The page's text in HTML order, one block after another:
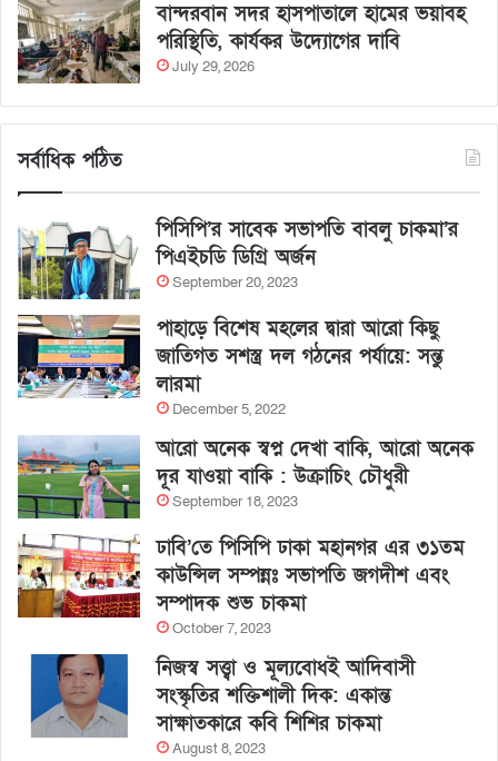
বান্দরবান সদর হাসপাতালে হামের ভয়াবহ
পরিস্থিতি, কার্যকর উদ্যোগের দাবি
July 29, 2026
সর্বাধিক পঠিত
পিসিপি’র সাবেক সভাপতি বাবলু চাকমা’র
পিএইচডি ডিগ্রি অর্জন
September 20, 2023
পাহাড়ে বিশেষ মহলের দ্বারা আরো কিছু
জাতিগত সশস্ত্র দল গঠনের পর্যায়ে: সন্তু
লারমা
December 5, 2022
আরো অনেক স্বপ্ন দেখা বাকি, আরো অনেক
দূর যাওয়া বাকি : উক্রাচিং চৌধুরী
September 18, 2023
ঢাবি’তে পিসিপি ঢাকা মহানগর এর ৩১তম
কাউন্সিল সম্পন্নঃ সভাপতি জগদীশ এবং
সম্পাদক শুভ চাকমা
October 7, 2023
নিজস্ব সত্ত্বা ও মূল্যবোধই আদিবাসী
সংস্কৃতির শক্তিশালী দিক: একান্ত
সাক্ষাতকারে কবি শিশির চাকমা
August 8, 2023